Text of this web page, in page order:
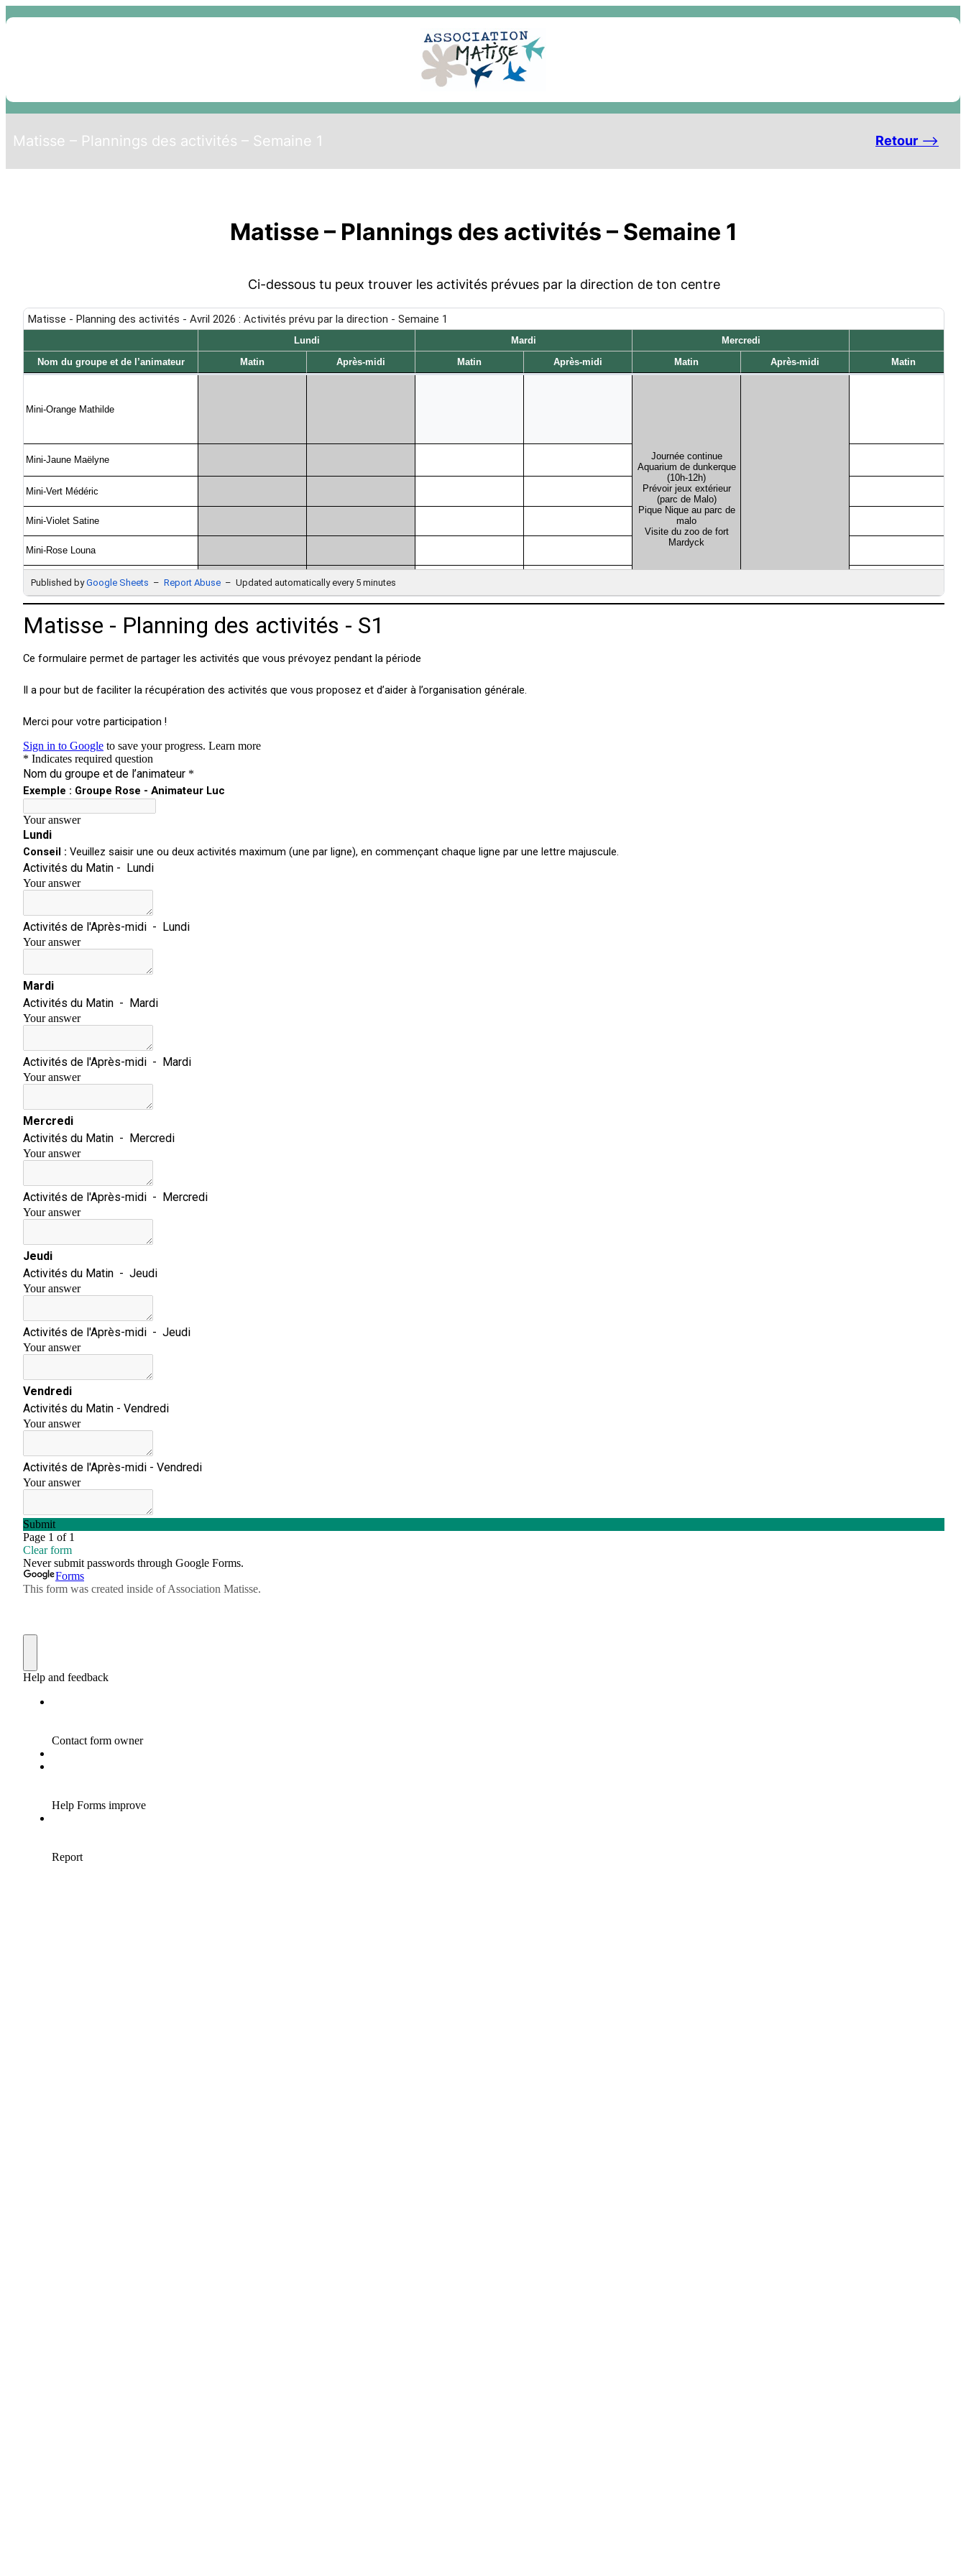
Matisse – Plannings des activités – Semaine 1 Retour –>
Matisse – Plannings des activités – Semaine 1
Ci-dessous tu peux trouver les activités prévues par la direction de ton centre